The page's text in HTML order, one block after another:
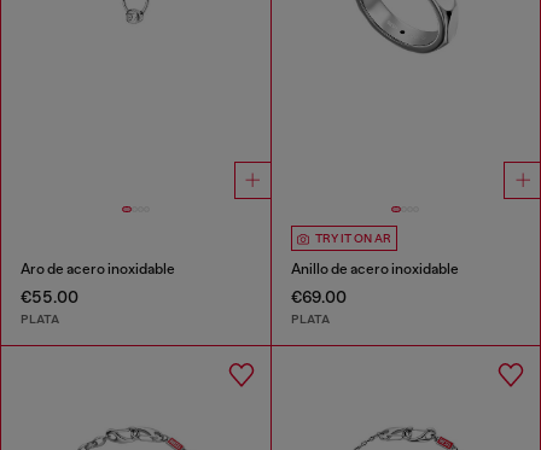
Aro de acero inoxidable
€55.00
PLATA
TRY IT ON AR
Anillo de acero inoxidable
€69.00
PLATA